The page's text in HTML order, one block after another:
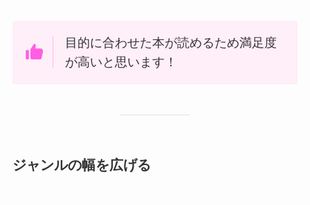
目的に合わせた本が読めるため満足度
が高いと思います！
ジャンルの幅を広げる